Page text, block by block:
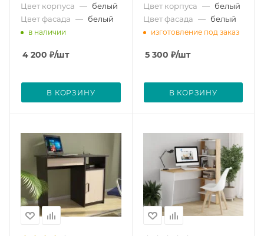
Цвет корпуса — белый
Цвет фасада — белый
в наличии
4 200 ₽/шт
В КОРЗИНУ
Цвет корпуса — белый
Цвет фасада — белый
изготовление под заказ
5 300 ₽/шт
В КОРЗИНУ